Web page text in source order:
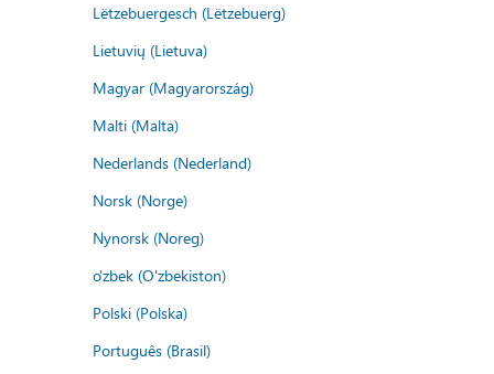
Lëtzebuergesch (Lëtzebuerg)
Lietuvių (Lietuva)
Magyar (Magyarország)
Malti (Malta)
Nederlands (Nederland)
Norsk (Norge)
Nynorsk (Noreg)
o'zbek (O'zbekiston)
Polski (Polska)
Português (Brasil)